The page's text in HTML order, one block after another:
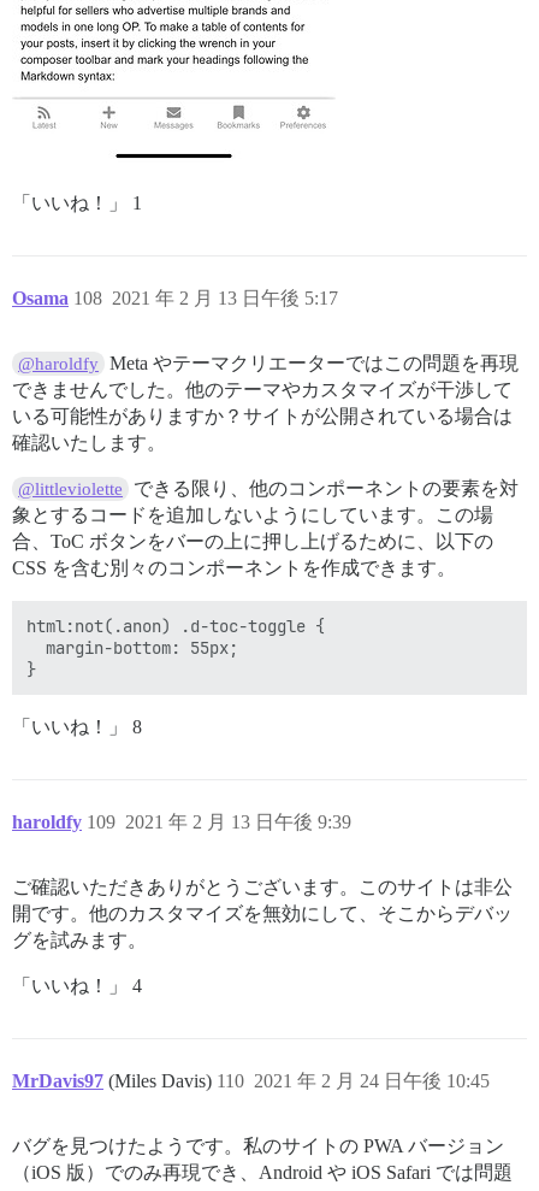
「いいね！」 1
Osama 2021 年 2 月 13 日午後 5:17
108
@haroldfy Meta やテーマクリエーターではこの問題を再現
できませんでした。他のテーマやカスタマイズが干渉して
いる可能性がありますか？サイトが公開されている場合は
確認いたします。
@littleviolette
できる限り、他のコンポーネントの要素を対
象とするコードを追加しないようにしています。この場
合、ToC ボタンをバーの上に押し上げるために、以下の
CSS を含む別々のコンポーネントを作成できます。
html:not(.anon) .d-toc-toggle {
  margin-bottom: 55px;
「いいね！」 8
haroldfy 2021 年 2 月 13 日午後 9:39
109
ご確認いただきありがとうございます。このサイトは非公
開です。他のカスタマイズを無効にして、そこからデバッ
グを試みます。
「いいね！」 4
MrDavis97 (Miles Davis) 2021 年 2 月 24 日午後 10:45
110
バグを見つけたようです。私のサイトの PWA バージョン
（iOS 版）でのみ再現でき、Android や iOS Safari では問題